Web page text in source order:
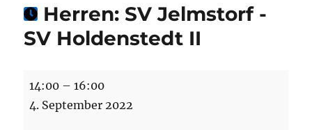
Herren: SV Jelmstorf -
SV Holdenstedt II
Herren:
SV
14:00 –16:00
4. September 2022